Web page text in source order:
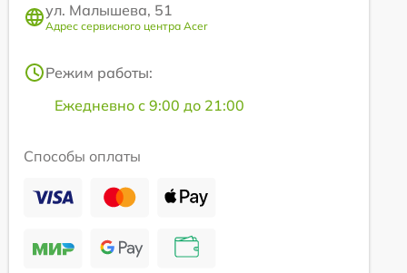
ул. Малышева, 51
Адрес сервисного центра Acer
Режим работы:
Ежедневно с 9:00 до 21:00
Способы оплаты